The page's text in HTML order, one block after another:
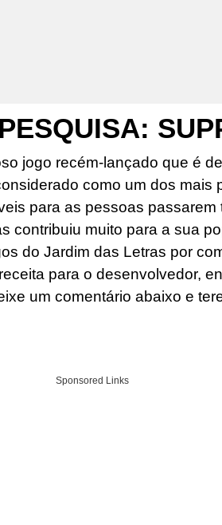
jogo recém-lançado que é
como um dos mais
para as pessoas
contribuiu muito para a sua
do Jardim das Letras por
para o desenvolvedor,
um comentário abaixo e
Sponsored Links